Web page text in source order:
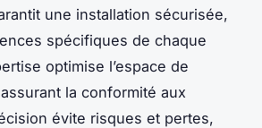
une installation sécurisée,
spécifiques de chaque
optimise l’espace de
la conformité aux
évite risques et pertes,